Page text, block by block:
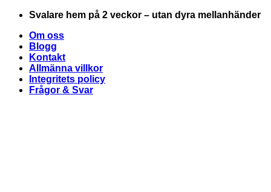
Skip
content
Svalare hem på 2 veckor – utan dyra mellanhänder
Om oss
Blogg
Kontakt
Allmänna villkor
Integritets policy
Frågor & Svar